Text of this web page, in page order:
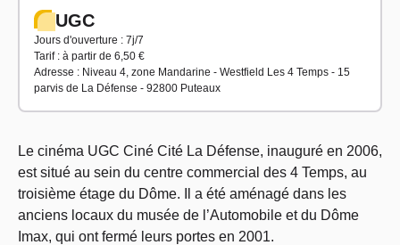
UGC
Jours d'ouverture : 7j/7
Tarif : à partir de 6,50 €
Adresse : Niveau 4, zone Mandarine - Westfield Les 4 Temps - 15
parvis de La Défense - 92800 Puteaux
Le cinéma UGC Ciné Cité La Défense, inauguré en 2006,
est situé au sein du centre commercial des 4 Temps, au
troisième étage du Dôme. Il a été aménagé dans les
anciens locaux du musée de l’Automobile et du Dôme
Imax, qui ont fermé leurs portes en 2001.